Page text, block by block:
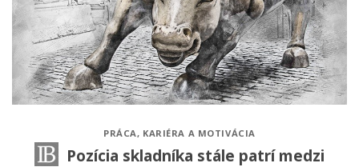
PRÁCA, KARIÉRA A MOTIVÁCIA
Pozícia skladníka stále patrí medzi